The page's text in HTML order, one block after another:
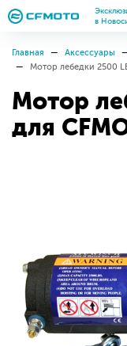
в
Главная Аксессуары
Мотор лебедки 2500
Мотор
для